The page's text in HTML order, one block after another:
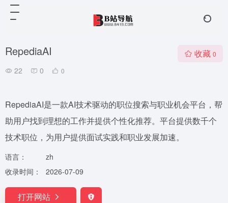
RepediaAI
22 0 0
收藏 0
RepediaAI是一款AI技术驱动的职位搜索与职业机会平台，帮
助用户找到理想的工作并提供个性化推荐。平台提供数千个
技术职位，为用户提供面试实践和职业发展加速。
语言：
zh
收录时间：
2026-07-09
打开网站